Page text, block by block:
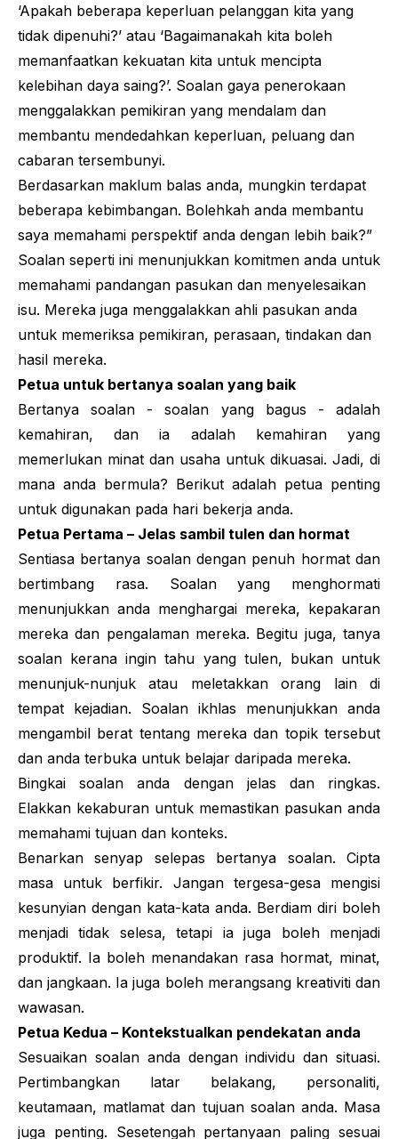
‘Apakah beberapa keperluan pelanggan kita yang
tidak dipenuhi?’ atau ‘Bagaimanakah kita boleh
memanfaatkan kekuatan kita untuk mencipta
kelebihan daya saing?’. Soalan gaya penerokaan
menggalakkan pemikiran yang mendalam dan
membantu mendedahkan keperluan, peluang dan
cabaran tersembunyi.
Berdasarkan maklum balas anda, mungkin terdapat
beberapa kebimbangan. Bolehkah anda membantu
saya memahami perspektif anda dengan lebih baik?”
Soalan seperti ini menunjukkan komitmen anda untuk
memahami pandangan pasukan dan menyelesaikan
isu. Mereka juga menggalakkan ahli pasukan anda
untuk memeriksa pemikiran, perasaan, tindakan dan
hasil mereka.
Petua untuk bertanya soalan yang baik
Bertanya soalan - soalan yang bagus - adalah
kemahiran, dan ia adalah kemahiran yang
memerlukan minat dan usaha untuk dikuasai. Jadi, di
mana anda bermula? Berikut adalah petua penting
untuk digunakan pada hari bekerja anda.
Petua Pertama – Jelas sambil tulen dan hormat
Sentiasa bertanya soalan dengan penuh hormat dan
bertimbang rasa. Soalan yang menghormati
menunjukkan anda menghargai mereka, kepakaran
mereka dan pengalaman mereka. Begitu juga, tanya
soalan kerana ingin tahu yang tulen, bukan untuk
menunjuk-nunjuk atau meletakkan orang lain di
tempat kejadian. Soalan ikhlas menunjukkan anda
mengambil berat tentang mereka dan topik tersebut
dan anda terbuka untuk belajar daripada mereka.
Bingkai soalan anda dengan jelas dan ringkas.
Elakkan kekaburan untuk memastikan pasukan anda
memahami tujuan dan konteks.
Benarkan senyap selepas bertanya soalan. Cipta
masa untuk berfikir. Jangan tergesa-gesa mengisi
kesunyian dengan kata-kata anda. Berdiam diri boleh
menjadi tidak selesa, tetapi ia juga boleh menjadi
produktif. Ia boleh menandakan rasa hormat, minat,
dan jangkaan. Ia juga boleh merangsang kreativiti dan
wawasan.
Petua Kedua – Kontekstualkan pendekatan anda
Sesuaikan soalan anda dengan individu dan situasi.
Pertimbangkan latar belakang, personaliti,
keutamaan, matlamat dan tujuan soalan anda. Masa
juga penting. Sesetengah pertanyaan paling sesuai